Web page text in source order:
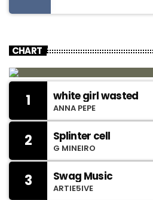
CHART
1 white girl wasted
ANNA PEPE
2 Splinter cell
G MINEIRO
3 Swag Music
ARTIE5IVE